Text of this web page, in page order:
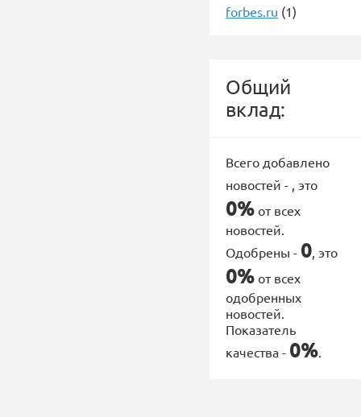
forbes.ru (1)
Общий
вклад:
Всего добавлено
новостей - , это
0% от всех
новостей.
Одобрены - 0, это
0% от всех
одобренных
новостей.
Показатель
качества - 0%.